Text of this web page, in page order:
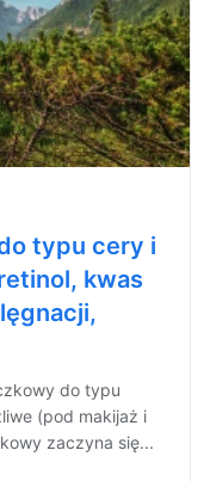
typu cery i
kwas
do typu
(pod makijaż i
zaczyna się...